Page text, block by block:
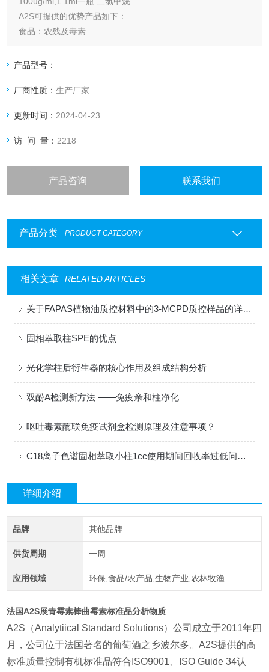
A2S可提供的优势产品如下：
食品：农残及毒素
兽残
生物化合物，维生素，溶剂
A2S旗下标准品三*
产品型号：
厂商性质：生产厂家
更新时间： 2024-04-23
访 问 量： 2218
产品咨询 联系我们
产品分类 PRODUCT CATEGORY
相关文章 RELATED ARTICLES
关于FAPAS植物油质控材料中的3-MCPD质控样品的详细介绍
固相萃取柱SPE的优点
光化学柱后衍生器的核心作用及组成结构分析
双酚A检测新方法 ——免疫亲和柱净化
呕吐毒素酶联免疫试剂盒检测原理及注意事项？
C18离子色谱固相萃取小柱1cc使用期间回收率过低问题的解决
详细介绍
品牌 其他品牌
供货周期 一周
应用领域 环保,食品/农产品,生物产业,农林牧渔
法国A2S展青霉素棒曲霉素标准品分析物质
A2S（Analytiical Standard Solutions）公司成立于2011年四
月，公司位于法国著名的葡萄酒之乡波尔多。A2S提供的高
标准质量控制有机标准品符合ISO9001、ISO Guide 34认